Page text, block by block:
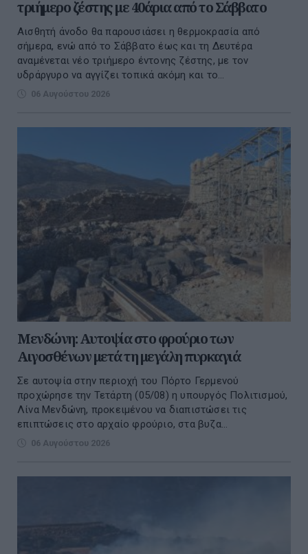
τριήμερο ζέστης με 40άρια από το Σάββατο
Αισθητή άνοδο θα παρουσιάσει η θερμοκρασία από
σήμερα, ενώ από το Σάββατο έως και τη Δευτέρα
αναμένεται νέο τριήμερο έντονης ζέστης, με τον
υδράργυρο να αγγίζει τοπικά ακόμη και το...
06 Αυγούστου 2026
Μενδώνη: Αυτοψία στο φρούριο των
Αιγοσθένων μετά τη μεγάλη πυρκαγιά
Σε αυτοψία στην περιοχή του Πόρτο Γερμενού
προχώρησε την Τετάρτη (05/08) η υπουργός Πολιτισμού,
Λίνα Μενδώνη, προκειμένου να διαπιστώσει τις
επιπτώσεις στο αρχαίο φρούριο, στα βυζα...
06 Αυγούστου 2026